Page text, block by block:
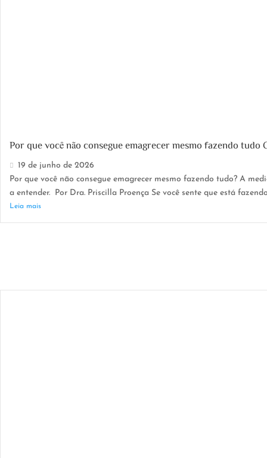
Por que você não consegue emagrecer mesmo fazendo tudo
19 de junho de 2026
Por que você não consegue emagrecer mesmo fazendo tudo? A
a entender. Por Dra. Priscilla Proença Se você sente que está
Leia mais